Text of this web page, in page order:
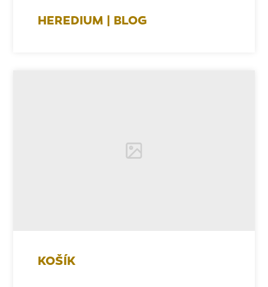
HEREDIUM | BLOG
KOŠÍK